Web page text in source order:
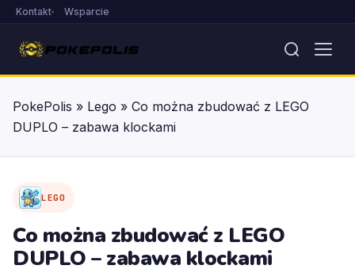
Kontakt Wsparcie
PokePolis » Lego » Co można zbudować z LEGO
DUPLO – zabawa klockami
LEGO
Co można zbudować z LEGO
DUPLO – zabawa klockami